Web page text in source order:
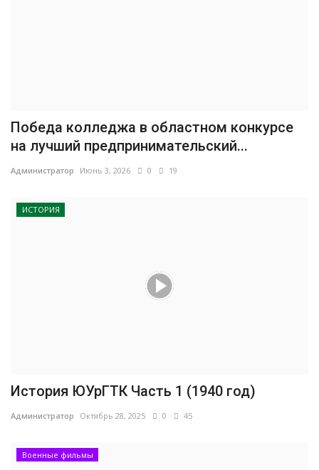
Победа колледжа в областном конкурсе
на лучший предпринимательский...
Администратор Июнь 3, 2026 0 19
ИСТОРИЯ
История ЮУрГТК Часть 1 (1940 год)
Администратор Октябрь 28, 2025 0 45
Военные фильмы